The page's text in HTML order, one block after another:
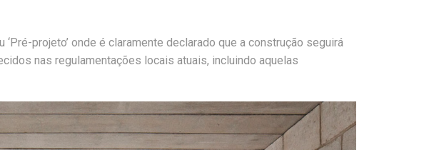
projeto’ onde é claramente declarado que a construção seguirá
nas regulamentações locais atuais, incluindo aquelas